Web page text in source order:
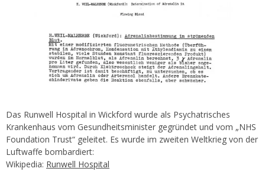
Das Runwell Hospital in Wickford wurde als Psychatrisches
Krankenhaus vom Gesundheitsminister gegründet und vom „NHS
Foundation Trust“ geleitet. Es wurde im zweiten Weltkrieg von der
Luftwaffe bombardiert:
Wikipedia: Runwell Hospital